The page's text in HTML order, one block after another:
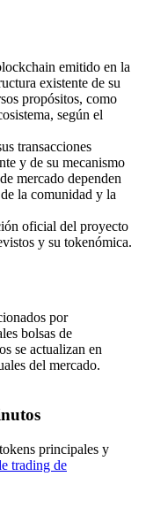
emitido en la
existente de su
propósitos, como
según el
transacciones
y de su mecanismo
mercado dependen
la comunidad y la
oficial del proyecto
y su tokenómica.
por
bolsas de
se actualizan en
del mercado.
principales y
trading de